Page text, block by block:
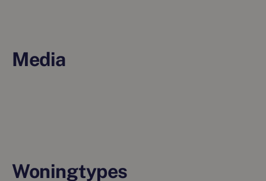
winkelen, ontspannen en ondernemen. Pendorp ligt in
Ten zuiden bevindt zich de bruisende binnenstad en
Media
Woningtypes